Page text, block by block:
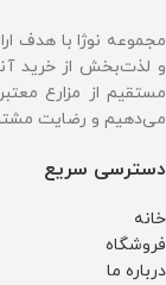
مجموعه نوژا با هدف
و لذت‌بخش از خرید
مستقیم از مزارع
می‌دهیم و رضایت
دسترسی سریع
خانه
فروشگاه
درباره ما